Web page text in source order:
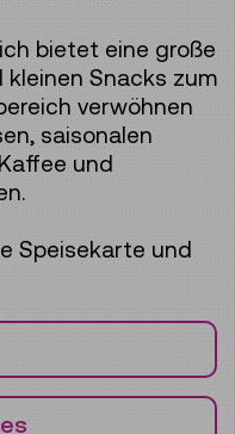
bietet eine große
Snacks zum
verwöhnen
saisonalen
und
Speisekarte und